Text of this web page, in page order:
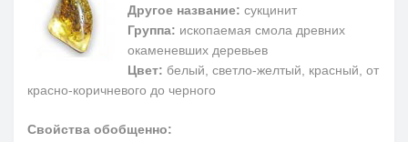
Другое название: сукцинит
Группа: ископаемая смола древних
окаменевших деревьев
Цвет: белый, светло-желтый, красный, от
красно-коричневого до черного
Свойства обобщенно: